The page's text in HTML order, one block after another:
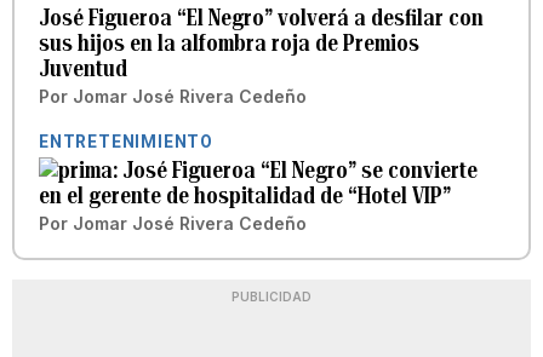
José Figueroa “El Negro” volverá a desfilar con
sus hijos en la alfombra roja de Premios
Juventud
Por Jomar José Rivera Cedeño
ENTRETENIMIENTO
José Figueroa “El Negro” se convierte
en el gerente de hospitalidad de “Hotel VIP”
Por Jomar José Rivera Cedeño
PUBLICIDAD